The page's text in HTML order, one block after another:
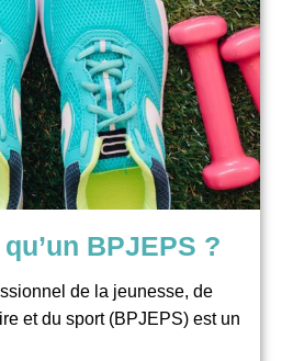
qu’un BPJEPS ?
de la jeunesse, de
et du sport (BPJEPS) est un